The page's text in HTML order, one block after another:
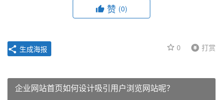
赞 (0)
0 打赏
生成海报
企业网站首页如何设计吸引用户浏览网站呢？